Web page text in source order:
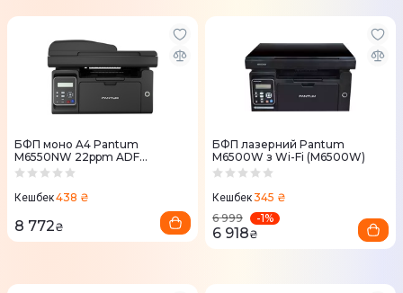
БФП моно A4 Pantum
M6550NW 22ppm ADF
Ethernet Wi-Fi
Кешбек438 ₴
8 772₴
БФП лазерний Pantum
M6500W з Wi-Fi (M6500W)
Кешбек345 ₴
6 999
-1%
6 918₴